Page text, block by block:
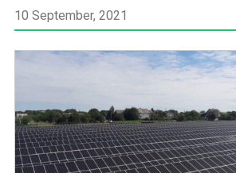
10 September, 2021